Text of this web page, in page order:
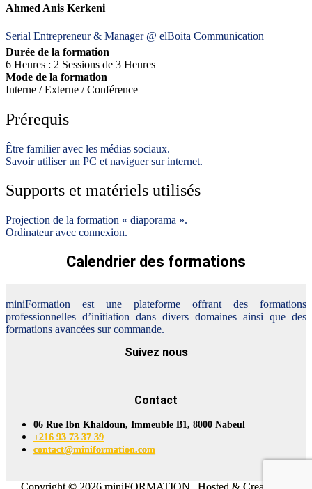
Ahmed Anis Kerkeni
Serial Entrepreneur & Manager @ elBoita Communication
Durée de la formation
6 Heures : 2 Sessions de 3 Heures
Mode de la formation
Interne / Externe / Conférence
Prérequis
Être familier avec les médias sociaux.
Savoir utiliser un PC et naviguer sur internet.
Supports et matériels utilisés
Projection de la formation « diaporama ».
Ordinateur avec connexion.
Calendrier des formations
miniFormation est une plateforme offrant des formations
professionnelles d’initiation dans divers domaines ainsi que des
formations avancées sur commande.
Suivez nous
Contact
06 Rue Ibn Khaldoun, Immeuble B1, 8000 Nabeul
+216 93 73 37 39
contact@miniformation.com
Copyright © 2026 miniFORMATION | Hosted & Created by